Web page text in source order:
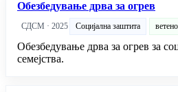
Обезбедување дрва за огрев
СДСМ · 2025 Социјална заштита ветено
Обезбедување дрва за огрев за
семејства.